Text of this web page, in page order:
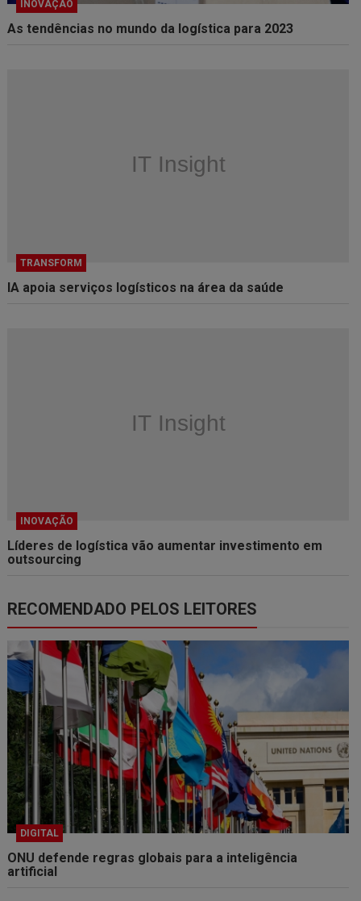
INOVAÇÃO
As tendências no mundo da logística para 2023
TRANSFORM
IA apoia serviços logísticos na área da saúde
INOVAÇÃO
Líderes de logística vão aumentar investimento em
outsourcing
RECOMENDADO PELOS LEITORES
DIGITAL
ONU defende regras globais para a inteligência
artificial